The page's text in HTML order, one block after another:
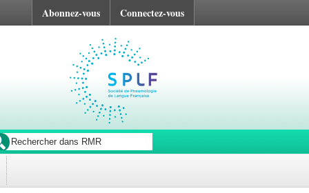
Abonnez-vous Connectez-vous